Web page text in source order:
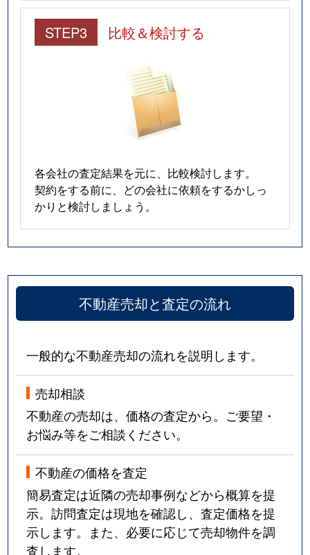
STEP3 比較＆検討する
各会社の査定結果を元に、比較検討します。
契約をする前に、どの会社に依頼をするかしっ
かりと検討しましょう。
不動産売却と査定の流れ
一般的な不動産売却の流れを説明します。
売却相談
不動産の売却は、価格の査定から。ご要望・
お悩み等をご相談ください。
不動産の価格を査定
簡易査定は近隣の売却事例などから概算を提
示。訪問査定は現地を確認し、査定価格を提
示します。また、必要に応じて売却物件を調
査します。